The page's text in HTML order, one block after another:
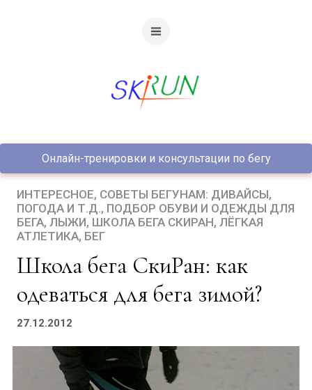
Онлайн-тренировки и консультации по бегу
ИНТЕРЕСНОЕ СОВЕТЫ БЕГУНАМ: ДИВАЙСЫ,
ПОГОДА И Т.Д. ПОДБОР ОБУВИ И ОДЕЖДЫ ДЛЯ
БЕГА ЛЫЖИ ШКОЛА БЕГА СКИРАН ЛЁГКАЯ
АТЛЕТИКА БЕГ
Школа бега СкиРан: как
одеваться для бега зимой?
27.12.2012